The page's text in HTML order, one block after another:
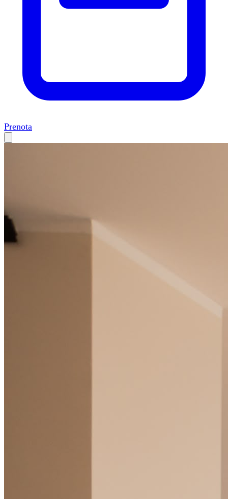
Prenota